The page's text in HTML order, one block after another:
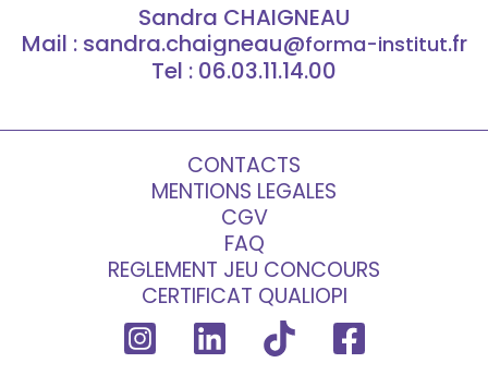
Sandra CHAIGNEAU
Mail : sandra.chaigneau@forma-institut.fr
Tel : 06.03.11.14.00
CONTACTS
MENTIONS LEGALES
CGV
FAQ
REGLEMENT JEU CONCOURS
CERTIFICAT QUALIOPI